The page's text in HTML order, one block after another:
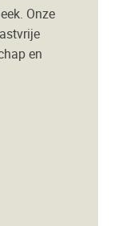
Onze
en